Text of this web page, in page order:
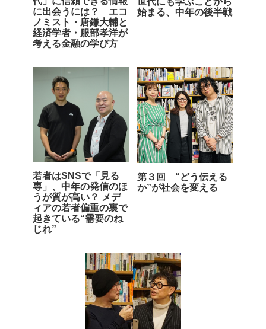
に出会うには？ エコ
ノミスト・唐鎌大輔と
経済学者・服部孝洋が
考える金融の学び方
始まる、中年の後半戦
若者はSNSで「見る
専」、中年の発信のほ
うが質が高い？ メデ
ィアの若者偏重の裏で
起きている“需要のね
じれ”
第３回 “どう伝える
か”が社会を変える